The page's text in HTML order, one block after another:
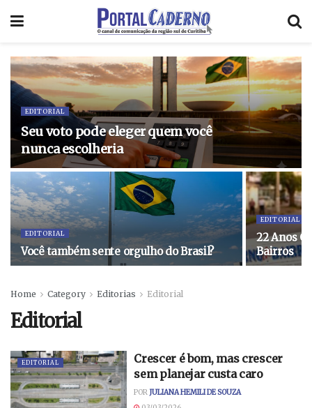
EDITORIAL
Seu voto pode eleger quem você
nunca escolheria
EDITORIAL
Você também sente orgulho do Brasil?
EDITORIAL
22 Anos
Bairros
Home Category Editorias Editorial
Editorial
EDITORIAL
Crescer é bom, mas crescer
sem planejar custa caro
POR JULIANA HEMILI DE SOUZA